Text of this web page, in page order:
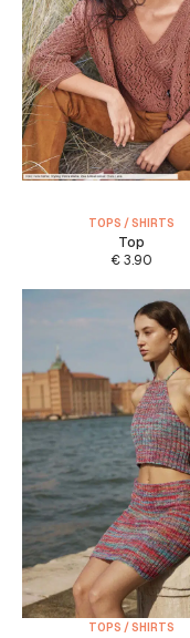
TOPS / SHIRTS
Top
€3.90
TOPS / SHIRTS